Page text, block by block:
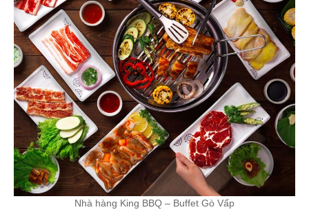
Nhà hàng King BBQ – Buffet Gò Vấp